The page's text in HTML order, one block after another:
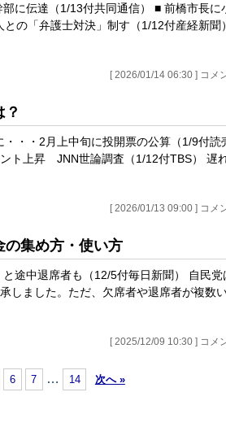
に伝達（1/13付共同通信） ■ 前橋市長に
の「弁護士対決」制す（1/12付産経新聞
[ 2026/01/14 06:30 ] コメ
・・2月上中旬に投開票の公算（1/9付読
ト上昇 JNN世論調査（1/12付TBS） 遅
[ 2026/01/13 09:00 ] コメ
の集め方・使い方
途中退席者も（12/5付毎日新聞） 自民党
しました。ただ、欠席者や退席者が複数
[ 2025/12/09 10:30 ] コメ
6 7 … 14 次へ »